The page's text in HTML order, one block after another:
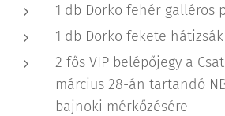
1 db Dorko fehér galléros
1 db Dorko fekete hátizsák
2 fős VIP belépőjegy a
március 28-án tartandó
bajnoki mérkőzésére